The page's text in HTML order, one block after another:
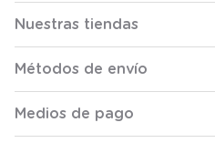
Nuestras tiendas
Métodos de envío
Medios de pago